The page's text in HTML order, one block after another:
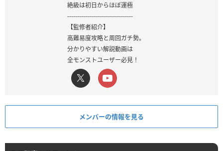
絶級は初日からほぼ運極
---------------------------------
【監修者紹介】
高難易度攻略と周回ガチ勢。
分かりやすい解説動画は
全モンストユーザー必見！
メンバーの情報を見る